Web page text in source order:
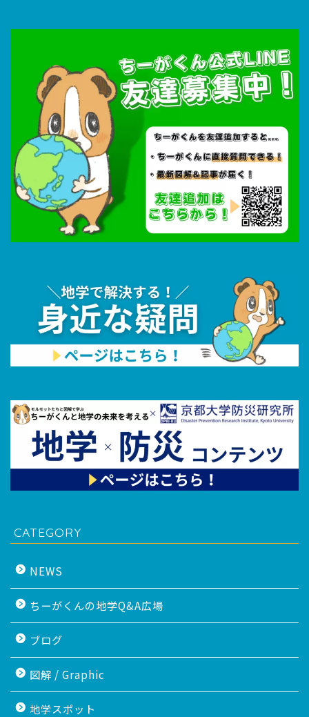
CATEGORY
NEWS
ちーがくんの地学Q&A広場
ブログ
図解 / Graphic
地学スポット